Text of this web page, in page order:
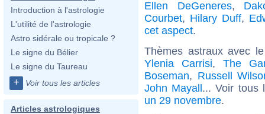
Introduction à l'astrologie
L'utilité de l'astrologie
Astro sidérale ou tropicale ?
Le signe du Bélier
Le signe du Taureau
+ Voir tous les articles
Articles astrologiques
Ellen DeGeneres,
Courbet, Hilary Duff,
cet aspect.
Thèmes astraux avec
Ylenia Carrisi,The
Boseman, Russell
John Mayall... Voir tous
un 29 novembre.